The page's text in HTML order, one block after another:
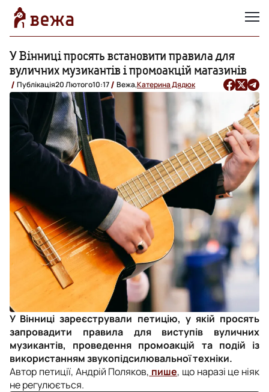
У Вінниці просять встановити правила для
вуличних музикантів і промоакцій магазинів
Публікація20 Лютого10:17 Вежа,Катерина Дядюк
У Вінниці зареєстрували петицію, у якій просять
запровадити правила для виступів вуличних
музикантів, проведення промоакцій та подій із
використанням звукопідсилювальної техніки.
Автор петиції, Андрій Поляков, пише, що наразі це ніяк
не регулюється.